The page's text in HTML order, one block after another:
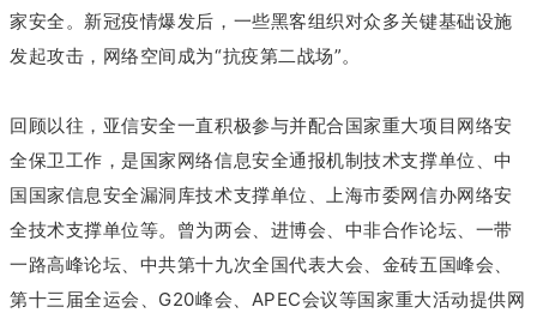
家安全。新冠疫情爆发后，一些黑客组织对众多关键基础设施
发起攻击，网络空间成为“抗疫第二战场”。
回顾以往，亚信安全一直积极参与并配合国家重大项目网络安
全保卫工作，是国家网络信息安全通报机制技术支撑单位、中
国国家信息安全漏洞库技术支撑单位、上海市委网信办网络安
全技术支撑单位等。曾为两会、进博会、中非合作论坛、一带
一路高峰论坛、中共第十九次全国代表大会、金砖五国峰会、
第十三届全运会、G20峰会、APEC会议等国家重大活动提供网